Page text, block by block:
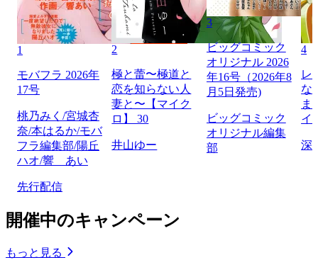
1
モバフラ 2026年
17号
桃乃みく/宮城杏
奈/本はるか/モバ
フラ編集部/陽丘
ハオ/響 あい
先行配信
2
極と蕾〜極道と
恋を知らない人
妻と〜【マイク
ロ】 30
井山ゆー
3
ビッグコミック
オリジナル 2026
年16号（2026年8
月5日発売)
ビッグコミック
オリジナル編集
部
4
レ
な
ま
イ
深
開催中のキャンペーン
もっと見る